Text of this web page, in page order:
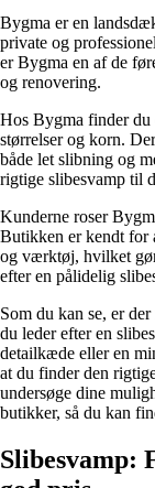
Bygma er en
private og
er Bygma en af de
og renovering.
Hos Bygma finder du
størrelser og korn.
både let slibning og
rigtige slibesvamp til
Kunderne roser
Butikken er kendt for
og værktøj, hvilket
efter en pålidelig
Som du kan se, er
du leder efter en
detailkæde eller en
at du finder den
undersøge dine
butikker, så du kan
Slibesvamp: